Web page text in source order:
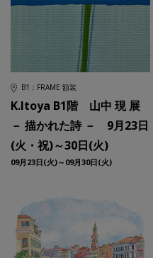
B1：FRAME 額装
K.Itoya B1階 山中 現 展
－ 描かれた詩 － 9月23日
(火・祝)～30日(火)
09月23日(火)～09月30日(火)